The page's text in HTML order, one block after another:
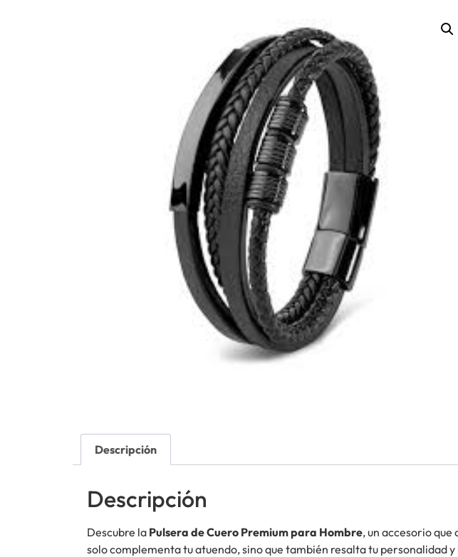
Descripción
Descripción
Descubre la Pulsera de Cuero Premium para Hombre, un accesorio
solo complementa tu atuendo, sino que también resalta tu personalidad y